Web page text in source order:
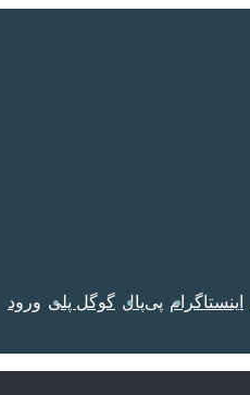
اینستاگرام پی‌پال گوگل پلی ورود